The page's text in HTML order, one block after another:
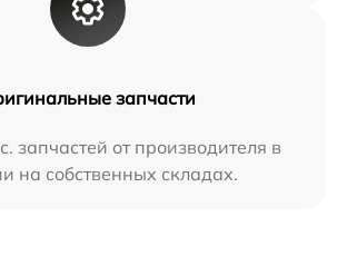
запчасти
запчастей от производителя в
на собственных складах.